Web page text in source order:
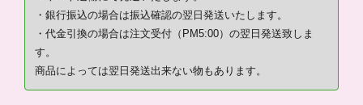
・銀行振込の場合は振込確認の翌日発送いたします。
・代金引換の場合は注文受付（PM5:00）の翌日発送致しま
す。
商品によっては翌日発送出来ない物もあります。